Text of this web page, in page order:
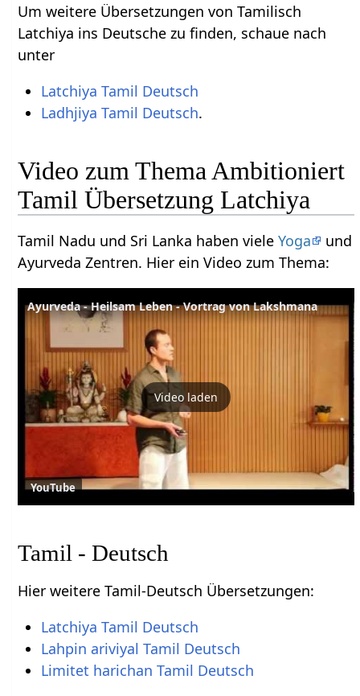
Um weitere Übersetzungen von Tamilisch
Latchiya ins Deutsche zu finden, schaue nach
unter
Latchiya Tamil Deutsch
Ladhjiya Tamil Deutsch.
Video zum Thema Ambitioniert
Tamil Übersetzung Latchiya
Tamil Nadu und Sri Lanka haben vieleYoga
und
Ayurveda Zentren. Hier ein Video zum Thema:
Ayurveda - Heilsam Leben - Vortrag von Lakshmana
Video laden
YouTube
Tamil - Deutsch
Hier weitere Tamil-Deutsch Übersetzungen:
Latchiya Tamil Deutsch
Lahpin ariviyal Tamil Deutsch
Limitet harichan Tamil Deutsch